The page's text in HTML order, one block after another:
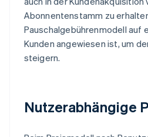
Abonnentenstamm zu
Pauschalgebührenmodell auf
Kunden angewiesen ist, um
steigern.
Nutzerabhängige